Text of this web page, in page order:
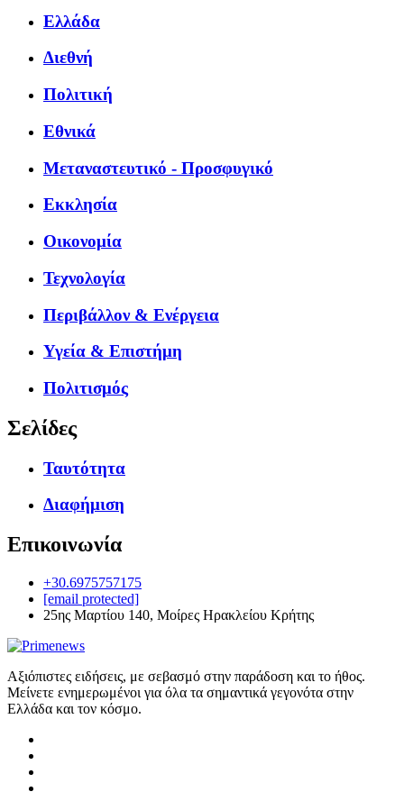
Ελλάδα
Διεθνή
Πολιτική
Εθνικά
Μεταναστευτικό - Προσφυγικό
Εκκλησία
Οικονομία
Τεχνολογία
Περιβάλλον & Ενέργεια
Υγεία & Επιστήμη
Πολιτισμός
Σελίδες
Ταυτότητα
Διαφήμιση
Επικοινωνία
+30.6975757175
[email protected]
25ης Μαρτίου 140, Μοίρες Ηρακλείου Κρήτης
Αξιόπιστες ειδήσεις, με σεβασμό στην παράδοση και το ήθος.
Μείνετε ενημερωμένοι για όλα τα σημαντικά γεγονότα στην
Ελλάδα και τον κόσμο.